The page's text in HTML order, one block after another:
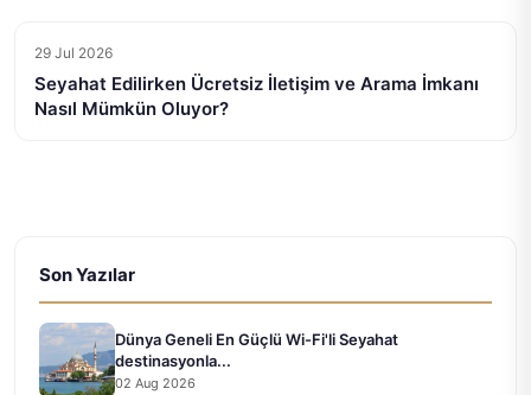
29 Jul 2026
Seyahat Edilirken Ücretsiz İletişim ve Arama İmkanı
Nasıl Mümkün Oluyor?
Son Yazılar
Dünya Geneli En Güçlü Wi-Fi'li Seyahat
destinasyonla...
02 Aug 2026